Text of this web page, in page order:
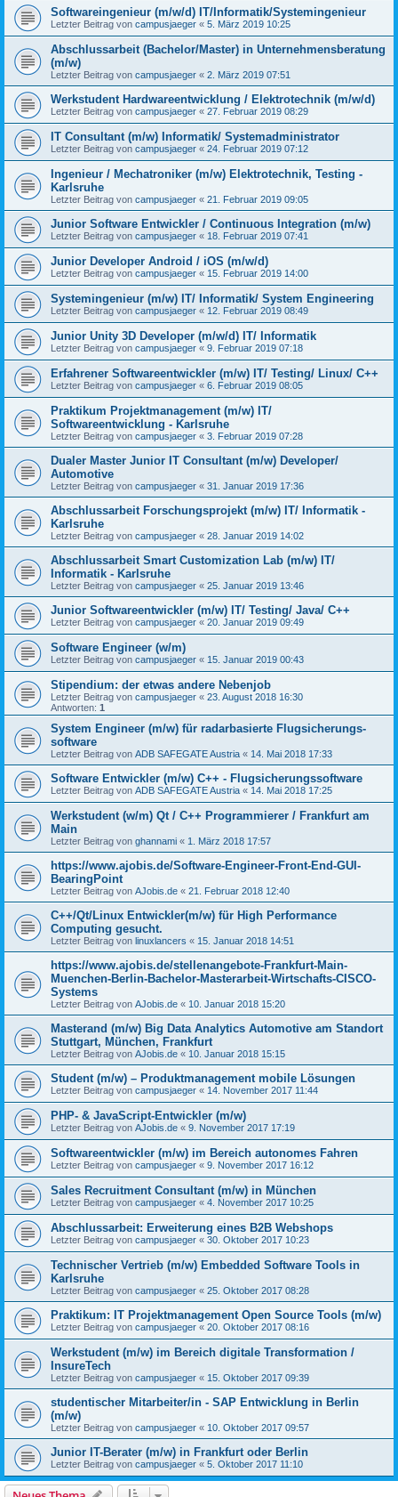
Softwareingenieur (m/w/d) IT/Informatik/Systemingenieur
Letzter Beitrag von campusjaeger « 5. März 2019 10:25
Abschlussarbeit (Bachelor/Master) in Unternehmensberatung
(m/w)
Letzter Beitrag von campusjaeger « 2. März 2019 07:51
Werkstudent Hardwareentwicklung / Elektrotechnik (m/w/d)
Letzter Beitrag von campusjaeger « 27. Februar 2019 08:29
IT Consultant (m/w) Informatik/ Systemadministrator
Letzter Beitrag von campusjaeger « 24. Februar 2019 07:12
Ingenieur / Mechatroniker (m/w) Elektrotechnik, Testing -
Karlsruhe
Letzter Beitrag von campusjaeger « 21. Februar 2019 09:05
Junior Software Entwickler / Continuous Integration (m/w)
Letzter Beitrag von campusjaeger « 18. Februar 2019 07:41
Junior Developer Android / iOS (m/w/d)
Letzter Beitrag von campusjaeger « 15. Februar 2019 14:00
Systemingenieur (m/w) IT/ Informatik/ System Engineering
Letzter Beitrag von campusjaeger « 12. Februar 2019 08:49
Junior Unity 3D Developer (m/w/d) IT/ Informatik
Letzter Beitrag von campusjaeger « 9. Februar 2019 07:18
Erfahrener Softwareentwickler (m/w) IT/ Testing/ Linux/ C++
Letzter Beitrag von campusjaeger « 6. Februar 2019 08:05
Praktikum Projektmanagement (m/w) IT/
Softwareentwicklung - Karlsruhe
Letzter Beitrag von campusjaeger « 3. Februar 2019 07:28
Dualer Master Junior IT Consultant (m/w) Developer/
Automotive
Letzter Beitrag von campusjaeger « 31. Januar 2019 17:36
Abschlussarbeit Forschungsprojekt (m/w) IT/ Informatik -
Karlsruhe
Letzter Beitrag von campusjaeger « 28. Januar 2019 14:02
Abschlussarbeit Smart Customization Lab (m/w) IT/
Informatik - Karlsruhe
Letzter Beitrag von campusjaeger « 25. Januar 2019 13:46
Junior Softwareentwickler (m/w) IT/ Testing/ Java/ C++
Letzter Beitrag von campusjaeger « 20. Januar 2019 09:49
Software Engineer (w/m)
Letzter Beitrag von campusjaeger « 15. Januar 2019 00:43
Stipendium: der etwas andere Nebenjob
Letzter Beitrag von campusjaeger « 23. August 2018 16:30
Antworten: 1
System Engineer (m/w) für radarbasierte Flug­sicherungs­
software
Letzter Beitrag von ADB SAFEGATE Austria « 14. Mai 2018 17:33
Software Entwickler (m/w) C++ - Flugsicherungssoftware
Letzter Beitrag von ADB SAFEGATE Austria « 14. Mai 2018 17:25
Werkstudent (w/m) Qt / C++ Programmierer / Frankfurt am
Main
Letzter Beitrag von ghannami « 1. März 2018 17:57
https://www.ajobis.de/Software-Engineer-Front-End-GUI-
BearingPoint
Letzter Beitrag von AJobis.de « 21. Februar 2018 12:40
C++/Qt/Linux Entwickler(m/w) für High Performance
Computing gesucht.
Letzter Beitrag von linuxlancers « 15. Januar 2018 14:51
https://www.ajobis.de/stellenangebote-Frankfurt-Main-
Muenchen-Berlin-Bachelor-Masterarbeit-Wirtschafts-CISCO-
Systems
Letzter Beitrag von AJobis.de « 10. Januar 2018 15:20
Masterand (m/w) Big Data Analytics Automotive am Standort
Stuttgart, München, Frankfurt
Letzter Beitrag von AJobis.de « 10. Januar 2018 15:15
Student (m/w) – Produktmanagement mobile Lösungen
Letzter Beitrag von campusjaeger « 14. November 2017 11:44
PHP- & JavaScript-Entwickler (m/w)
Letzter Beitrag von AJobis.de « 9. November 2017 17:19
Softwareentwickler (m/w) im Bereich autonomes Fahren
Letzter Beitrag von campusjaeger « 9. November 2017 16:12
Sales Recruitment Consultant (m/w) in München
Letzter Beitrag von campusjaeger « 4. November 2017 10:25
Abschlussarbeit: Erweiterung eines B2B Webshops
Letzter Beitrag von campusjaeger « 30. Oktober 2017 10:23
Technischer Vertrieb (m/w) Embedded Software Tools in
Karlsruhe
Letzter Beitrag von campusjaeger « 25. Oktober 2017 08:28
Praktikum: IT Projektmanagement Open Source Tools (m/w)
Letzter Beitrag von campusjaeger « 20. Oktober 2017 08:16
Werkstudent (m/w) im Bereich digitale Transformation /
InsureTech
Letzter Beitrag von campusjaeger « 15. Oktober 2017 09:39
studentischer Mitarbeiter/in - SAP Entwicklung in Berlin
(m/w)
Letzter Beitrag von campusjaeger « 10. Oktober 2017 09:57
Junior IT-Berater (m/w) in Frankfurt oder Berlin
Letzter Beitrag von campusjaeger « 5. Oktober 2017 11:10